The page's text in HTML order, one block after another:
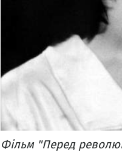
Фільм "Перед